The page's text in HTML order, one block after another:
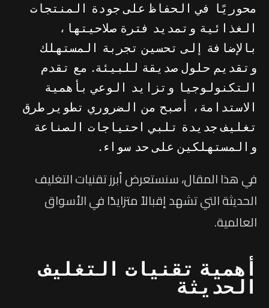
محوريًا في الحفاظ على جودة المنتجات
الغذائية وتمديد فترة صلاحيتها،
بالإضافة إلى تحسين تجربة المستهلك
وتقديم حلول صديقة للبيئة. مع تقدم
التكنولوجيا وتزايد الوعي بأهمية
الاستدامة، أصبح من الضروري تطوير طرق
تغليف جديدة تلبي احتياجات الصناعة
والمستهلكين على حد سواء.
في هذا المقال، سنستعرض أبرز تقنيات التغليف
الحديثة التي تشهد إقبالاً متزايدًا في الأسواق
العالمية.
أهمية تقنيات التغليف
الحديثة